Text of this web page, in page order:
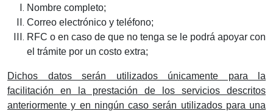
Nombre completo;
Correo electrónico y teléfono;
RFC o en caso de que no tenga se le podrá apoyar con
el trámite por un costo extra;
Dichos datos serán utilizados únicamente para la
facilitación en la prestación de los servicios descritos
anteriormente y en ningún caso serán utilizados para una